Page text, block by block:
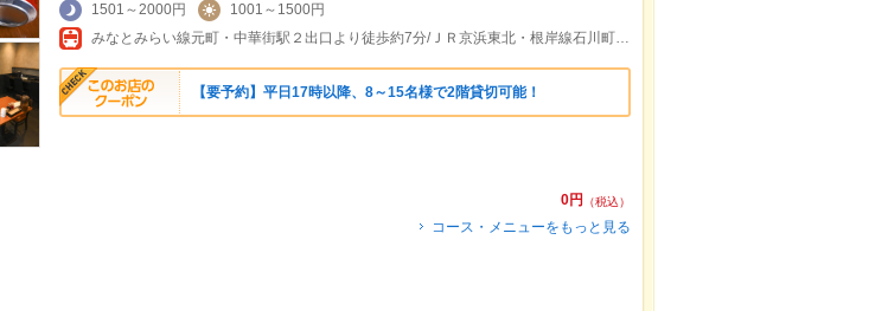
1501～2000円
1001～1500円
みなとみらい線元町・中華街駅２出口より徒歩約7分/ＪＲ京浜東北・根岸線石川町駅中華街口より徒歩約11分
【要予約】平日17時以降、8～15名様で2階貸切可能！
0円
（税込）
コース・メニューをもっと見る